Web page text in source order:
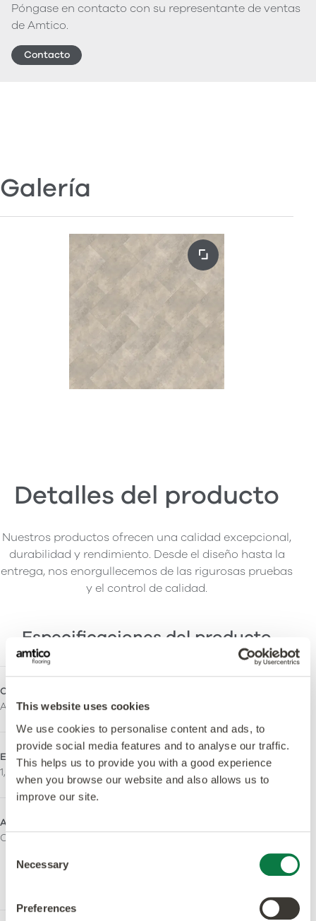
This website uses cookies
We use cookies to personalise content and ads, to
provide social media features and to analyse our traffic.
This helps us to provide you with a good experience
when you browse our website and also allows us to
improve our site.
Selection
Necessary
Preferences
Póngase en contacto con su representante de ventas
de Amtico.
Contacto
Galería
Detalles del producto
Nuestros productos ofrecen una calidad excepcional,
durabilidad y rendimiento. Desde el diseño hasta la
entrega, nos enorgullecemos de las rigurosas pruebas
y el control de calidad.
Especificaciones del producto
Colección
Amtico Signature Safety
2,5mm
Espesor de la capa de uso
1,0mm
Acabado de la superficie
Quantum Guard Elite
Acabado superficial
Ceramic
ortoftalatos y de origen